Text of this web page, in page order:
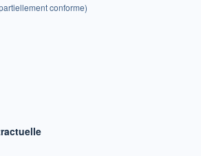
conforme)